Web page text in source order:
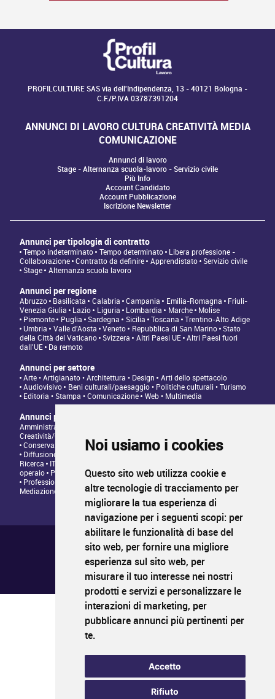
Noi usiamo i cookies
Questo sito web utilizza cookie e
altre tecnologie di tracciamento per
migliorare la tua esperienza di
navigazione per i seguenti scopi: per
abilitare le funzionalità di base del
sito web, per fornire una migliore
esperienza sul sito web, per
misurare il tuo interesse nei nostri
prodotti e servizi e personalizzare le
interazioni di marketing, per
pubblicare annunci più pertinenti per
te.
Accetto
Rifiuto
PROFILCULTURE SAS via dell'Indipendenza, 13 - 40121 Bologna -
C.F./P.IVA 03787391204
ANNUNCI DI LAVORO CULTURA CREATIVITÀ MEDIA
COMUNICAZIONE
Annunci di lavoro
Stage - Alternanza scuola-lavoro - Servizio civile
Più Info
Account Candidato
Account Pubblicazione
Iscrizione Newsletter
Annunci per tipologia di contratto
Tempo indeterminato Tempo determinato
Libera professione -
Collaborazione
Contratto da definire Apprendistato
Servizio civile
Stage
Alternanza scuola lavoro
Annunci per regione
Abruzzo Basilicata Calabria Campania Emilia-Romagna
Friuli-
Venezia Giulia
Lazio Liguria Lombardia Marche
Molise
Piemonte
Puglia Sardegna Sicilia Toscana
Trentino-Alto Adige
Umbria
Valle d'Aosta Veneto Repubblica di San Marino
Stato
della Città del Vaticano
Svizzera Altri Paesi UE
Altri Paesi fuori
dall'UE
Da remoto
Annunci per settore
Arte • Artigianato • Architettura • Design
Arti dello spettacolo
Audiovisivo
Beni culturali/paesaggio • Politiche culturali • Turismo
Editoria • Stampa • Comunicazione Web • Multimedia
Annunci per tipologia di professione
Amministrazione • Direzione • Legale
Creatività/Grafica
Conservazione/Tutela/Valorizzazione Patrimonio Culturale
Diffusione/Distribuzione • Commerciale/Fundraising
Ricerca
IT/Programmazione web
operaio
Produzione/Programmazione • Project management
Professioni Editoriali • Giornalismo
Relazioni con il Pubblico •
Mediazione
Chi siamo ?
Condizioni generali di utilizzo
Informativa sulla privacy
Mappa del sito
FAQ pubblicazione
PROFIL CULTURA
Il primo sito di impiego nei settori della cultura
Il portale della formazione culturale